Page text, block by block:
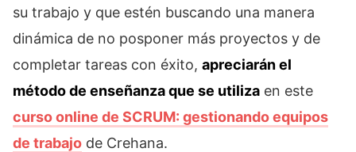
su trabajo y que estén buscando una manera
dinámica de no posponer más proyectos y de
completar tareas con éxito, apreciarán el
método de enseñanza que se utiliza en este
curso online de SCRUM: gestionando equipos
de trabajo de Crehana.